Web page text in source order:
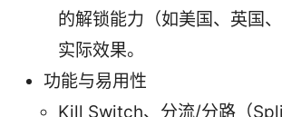
的解锁能力（如美国、英国
实际效果。
功能与易用性
Kill Switch、分流/分路（